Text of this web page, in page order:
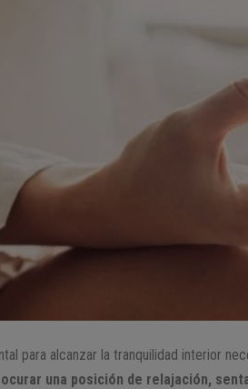
para alcanzar la tranquilidad interior
una posición de relajación,